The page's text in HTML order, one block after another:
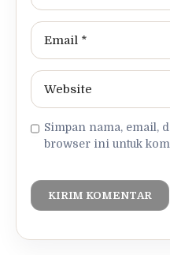
Simpan nama, email,
browser ini untuk